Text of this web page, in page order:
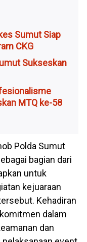
Sumut Siap
CKG
Sukseskan
MTQ ke-58
Polda Sumut
bagian dari
untuk
kejuaraan
Kehadiran
dalam
dan